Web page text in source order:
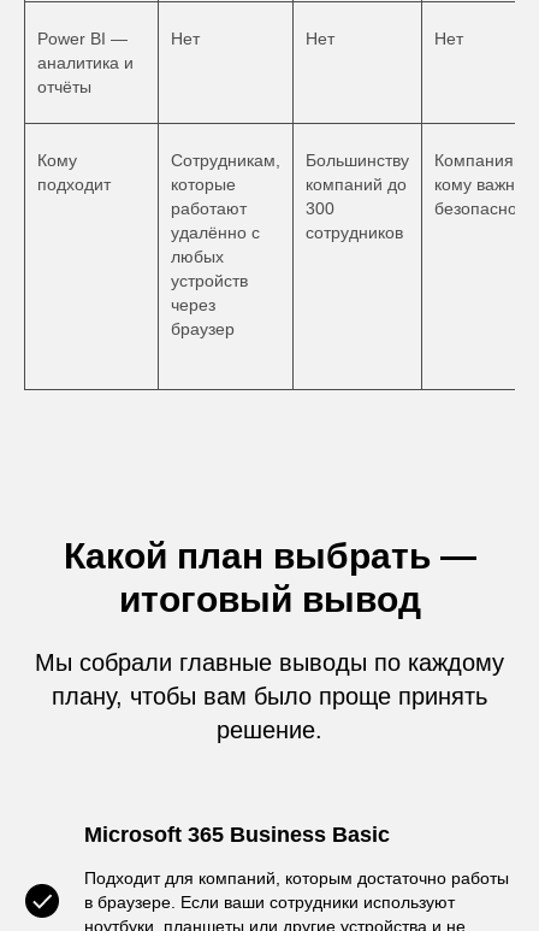
Power BI —
аналитика и
отчёты
Нет Нет Нет
Кому
подходит
Сотрудникам,
которые
работают
удалённо с
любых
устройств
через
браузер
Большинству
компаний до
300
сотрудников
Компаниям,
кому важна
Какой план выбрать —
итоговый вывод
Мы собрали главные выводы по каждому
плану, чтобы вам было проще принять
решение.
Microsoft 365 Business Basic
Подходит для компаний, которым достаточно работы
в браузере. Если ваши сотрудники используют
ноутбуки, планшеты или другие устройства и не
Ответы на часто
задаваемые вопросы